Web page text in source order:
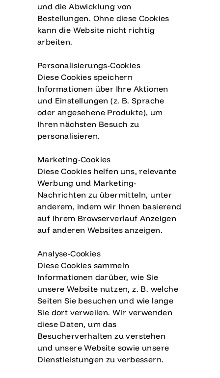
und die Abwicklung von
Bestellungen. Ohne diese Cookies
kann die Website nicht richtig
arbeiten.
Personalisierungs-Cookies
Diese Cookies speichern
Informationen über Ihre Aktionen
und Einstellungen (z. B. Sprache
oder angesehene Produkte), um
Ihren nächsten Besuch zu
personalisieren.
Marketing-Cookies
Diese Cookies helfen uns, relevante
Werbung und Marketing-
Nachrichten zu übermitteln, unter
anderem, indem wir Ihnen basierend
auf Ihrem Browserverlauf Anzeigen
auf anderen Websites anzeigen.
Analyse-Cookies
Diese Cookies sammeln
Informationen darüber, wie Sie
unsere Website nutzen, z. B. welche
Seiten Sie besuchen und wie lange
Sie dort verweilen. Wir verwenden
diese Daten, um das
Besucherverhalten zu verstehen
und unsere Website sowie unsere
Dienstleistungen zu verbessern.
Anmeldung erforderlich
Melden Sie sich bei Ihrem Konto an, um